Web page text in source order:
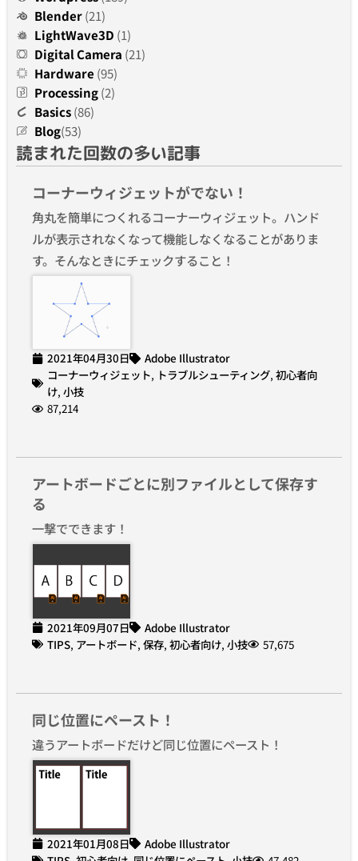
Blender(21)
LightWave3D (1)
Digital Camera (21)
Hardware (95)
Processing(2)
Basics(86)
Blog(53)
読まれた回数の多い記事
コーナーウィジェットがでない！
角丸を簡単につくれるコーナーウィジェット。ハンド
ルが表示されなくなって機能しなくなることがありま
す。そんなときにチェックすること！
2021年04月30日
Adobe Illustrator
コーナーウィジェット, トラブルシューティング, 初心者向
け, 小技
87,214
アートボードごとに別ファイルとして保存す
る
一撃でできます！
2021年09月07日
Adobe Illustrator
TIPS, アートボード, 保存, 初心者向け, 小技 57,675
同じ位置にペースト！
違うアートボードだけど同じ位置にペースト！
2021年01月08日
Adobe Illustrator